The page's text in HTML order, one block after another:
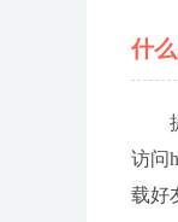
什
访问
载好